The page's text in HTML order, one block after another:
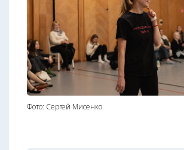
Фото: Сергей Мисенко